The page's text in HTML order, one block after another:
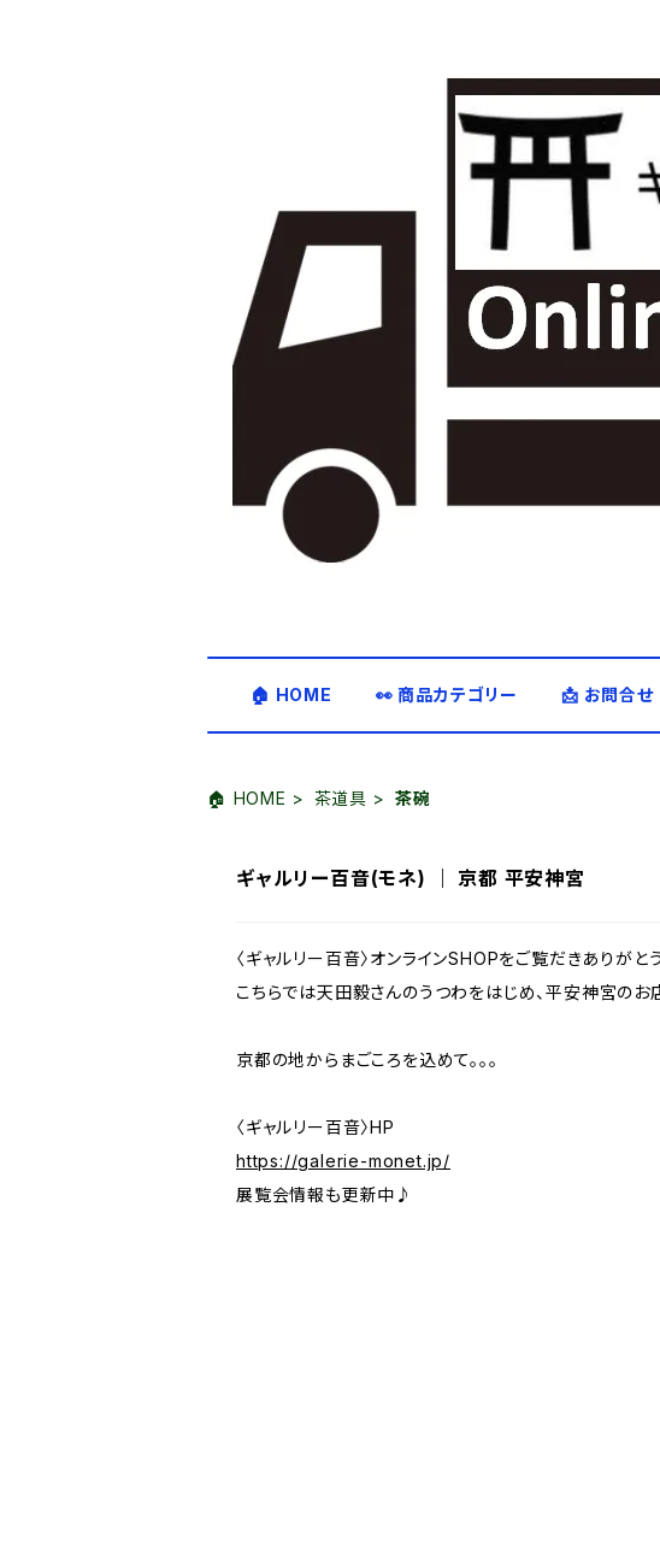
🏠 HOME 👀 商品カテゴリー 📩 お問合せ
🏠 HOME 茶道具 茶碗
ギャルリー百音(モネ) ｜ 京都 平安神宮
〈ギャルリー百音〉オンラインSHOPをご覧だきありがと
こちらでは天田毅さんのうつわをはじめ、平安神宮のお
京都の地からまごころを込めて。。。
〈ギャルリー百音〉HP
https://galerie-monet.jp/
展覧会情報も更新中♪